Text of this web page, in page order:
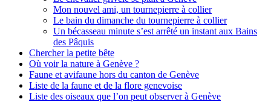
Mon nouvel ami, un tournepierre à collier
Le bain du dimanche du tournepierre à collier
Un bécasseau minute s’est arrêté un instant aux Bains
des Pâquis
Chercher la petite bête
Où voir la nature à Genève ?
Faune et avifaune hors du canton de Genève
Liste de la faune et de la flore genevoise
Liste des oiseaux que l’on peut observer à Genève